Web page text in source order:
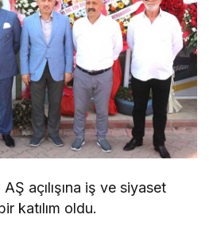
açılışına iş ve siyaset
katılım oldu.